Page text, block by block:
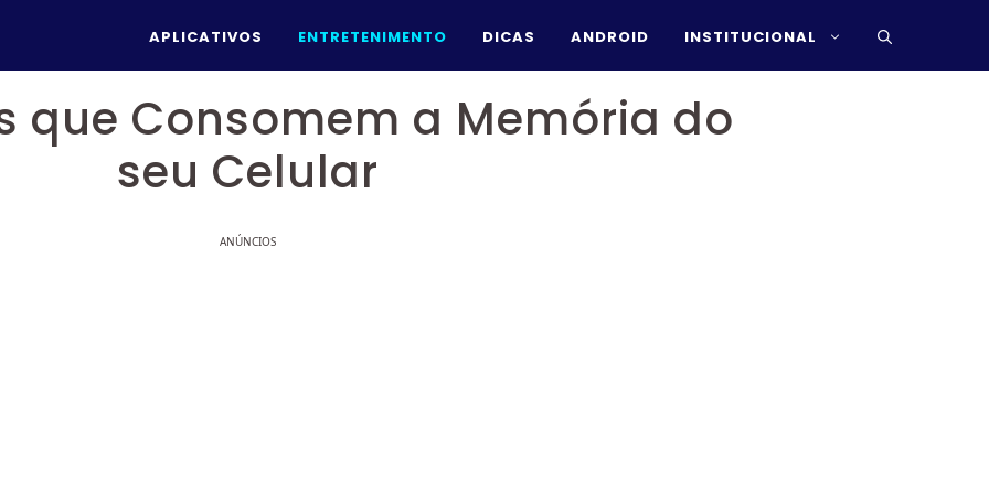
APLICATIVOS ENTRETENIMENTO DICAS ANDROID INSTITUCIONAL
que Consomem a Memória do
seu Celular
ANÚNCIOS